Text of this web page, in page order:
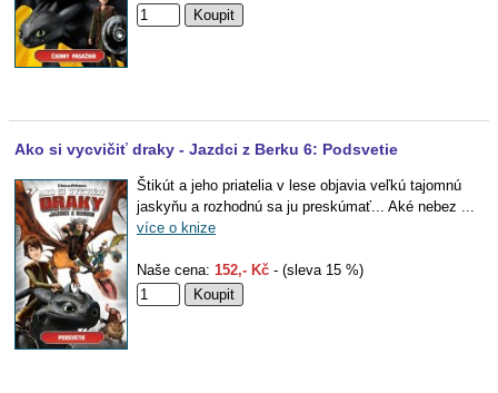
Ako si vycvičiť draky - Jazdci z Berku 6: Podsvetie
Štikút a jeho priatelia v lese objavia veľkú tajomnú
jaskyňu a rozhodnú sa ju preskúmať... Aké nebez ...
více o knize
Naše cena: 152,- Kč - (sleva 15 %)